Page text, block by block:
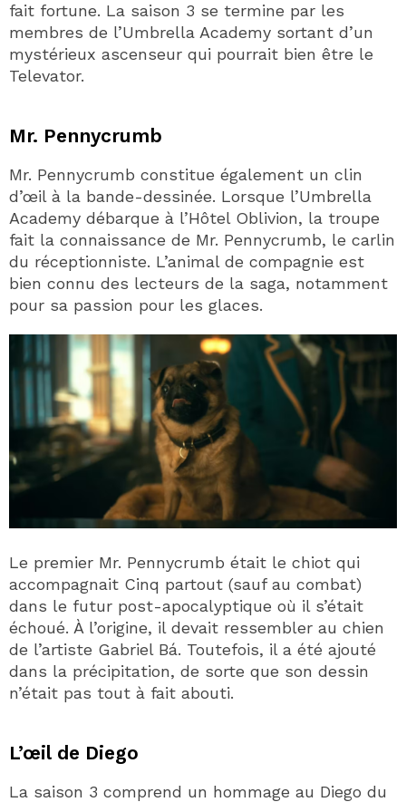
fait fortune. La saison 3 se termine par les
membres de l’Umbrella Academy sortant d’un
mystérieux ascenseur qui pourrait bien être le
Televator.
Mr. Pennycrumb
Mr. Pennycrumb constitue également un clin
d’œil à la bande-dessinée. Lorsque l’Umbrella
Academy débarque à l’Hôtel Oblivion, la troupe
fait la connaissance de Mr. Pennycrumb, le carlin
du réceptionniste. L’animal de compagnie est
bien connu des lecteurs de la saga, notamment
pour sa passion pour les glaces.
Le premier Mr. Pennycrumb était le chiot qui
accompagnait Cinq partout (sauf au combat)
dans le futur post-apocalyptique où il s’était
échoué. À l’origine, il devait ressembler au chien
de l’artiste Gabriel Bá. Toutefois, il a été ajouté
dans la précipitation, de sorte que son dessin
n’était pas tout à fait abouti.
L’œil de Diego
La saison 3 comprend un hommage au Diego du